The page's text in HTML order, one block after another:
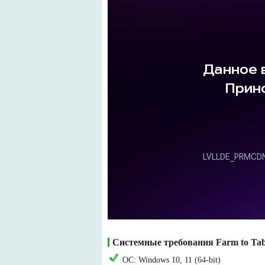
Системные требования Farm to
ОС: Windows 10, 11 (64-bit)